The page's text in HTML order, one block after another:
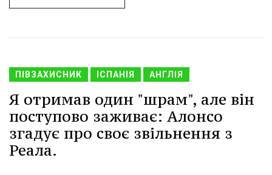
ПІВЗАХИСНИК ІСПАНІЯ АНГЛІЯ
Я отримав один "шрам", але він
поступово заживає: Алонсо
згадує про своє звільнення з
Реала.